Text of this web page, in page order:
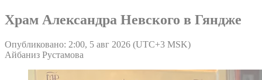
Храм Александра Невского в Гяндже
Опубликовано: 2:00, 5 авг 2026 (UTC+3 MSK)
Айбаниз Рустамова